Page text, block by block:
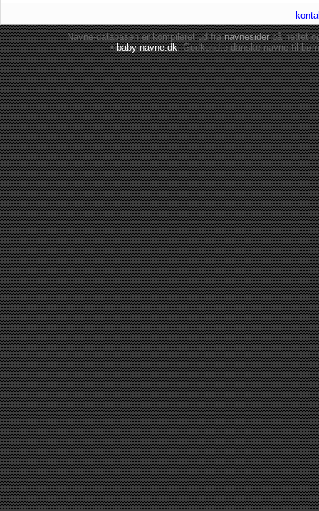
Navne-databasen er kompileret ud franavnesiderpå nettet
•baby-navne.dk: Godkendte danskenavne til børn